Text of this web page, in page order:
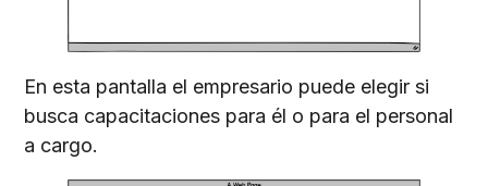
En esta pantalla el empresario puede elegir si
busca capacitaciones para él o para el personal
a cargo.